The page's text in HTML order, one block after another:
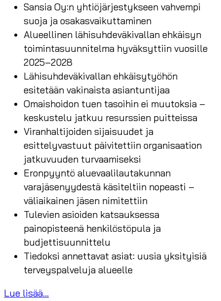
Sansia Oy:n yhtiöjärjestykseen vahvempi
suoja ja osakasvaikuttaminen
Alueellinen lähisuhdeväkivallan ehkäisyn
toimintasuunnitelma hyväksyttiin vuosille
2025–2028
Lähisuhdeväkivallan ehkäisytyöhön
esitetään vakinaista asiantuntijaa
Omaishoidon tuen tasoihin ei muutoksia –
keskustelu jatkuu resurssien puitteissa
Viranhaltijoiden sijaisuudet ja
esittelyvastuut päivitettiin organisaation
jatkuvuuden turvaamiseksi
Eronpyyntö aluevaalilautakunnan
varajäsenyydestä käsiteltiin nopeasti –
väliaikainen jäsen nimitettiin
Tulevien asioiden katsauksessa
painopisteenä henkilöstöpula ja
budjettisuunnittelu
Tiedoksi annettavat asiat: uusia yksityisiä
terveyspalveluja alueelle
Lue lisää...